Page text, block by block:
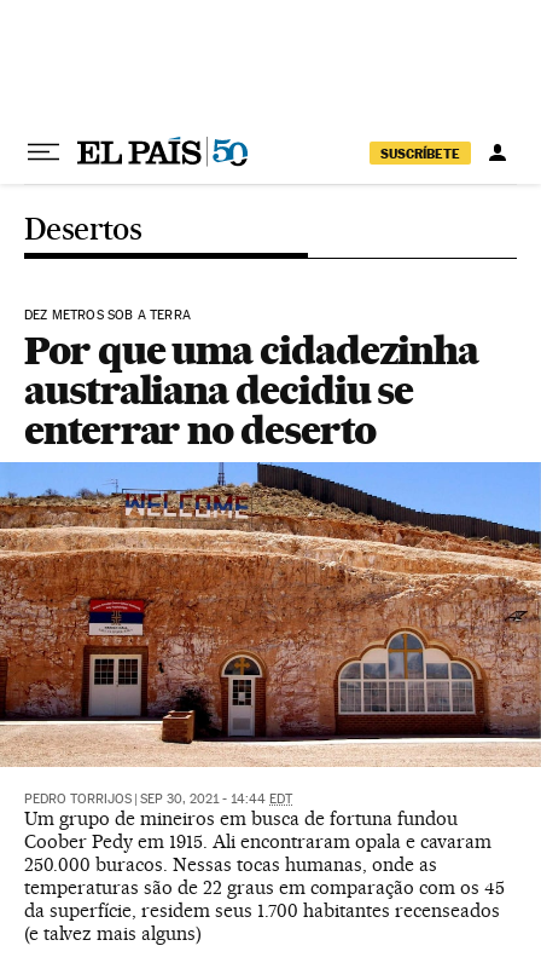
SUSCRÍBETE
Desertos
DEZ METROS SOB A TERRA
Por que uma cidadezinha
australiana decidiu se
enterrar no deserto
PEDRO TORRIJOS SEP 30, 2021 - 14:44 EDT
Um grupo de mineiros em busca de fortuna fundou
Coober Pedy em 1915. Ali encontraram opala e cavaram
250.000 buracos. Nessas tocas humanas, onde as
temperaturas são de 22 graus em comparação com os 45
da superfície, residem seus 1.700 habitantes recenseados
(e talvez mais alguns)